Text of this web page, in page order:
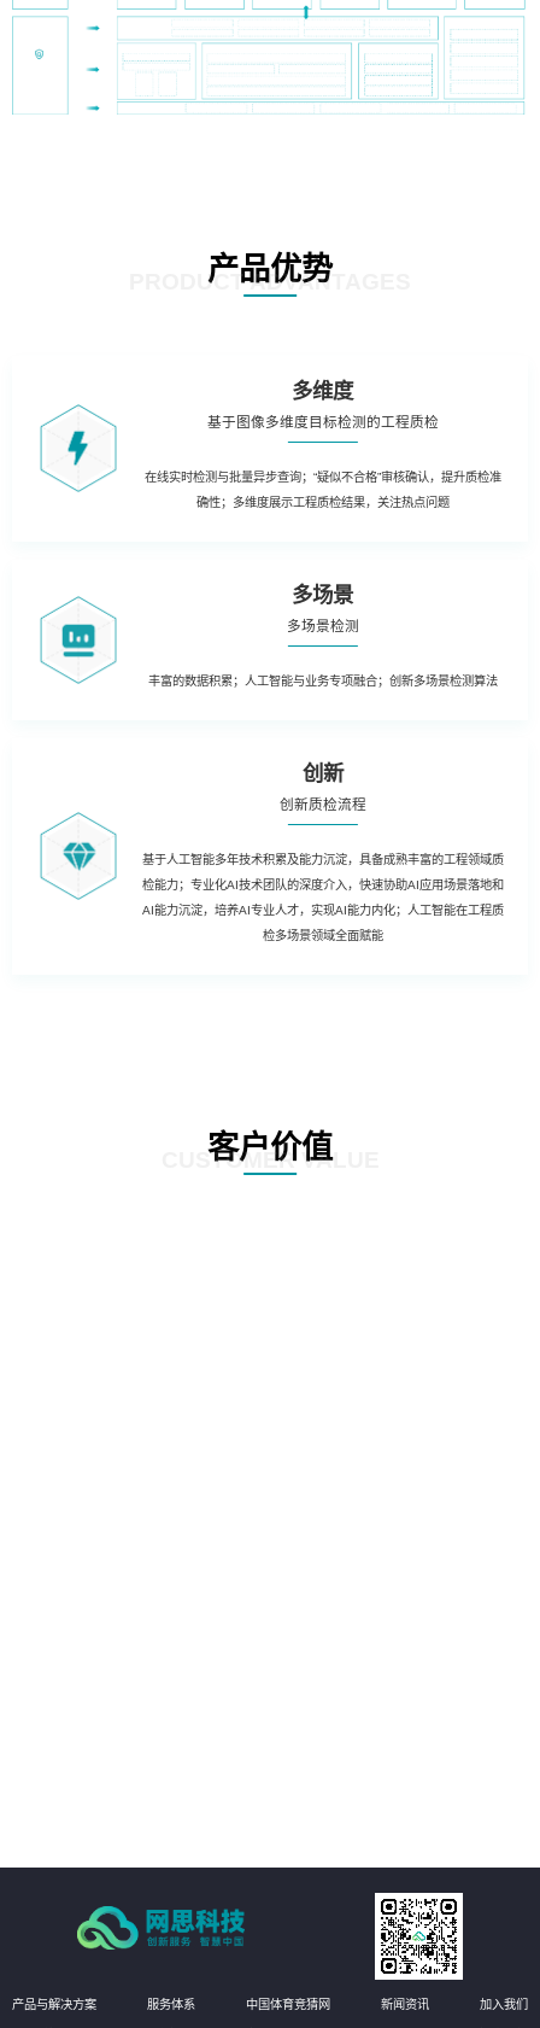
产品优势
PRODUCT ADVANTAGES
多维度
基于图像多维度目标检测的工程质检
在线实时检测与批量异步查询；“疑似不合格”审核确认，提升质检准
确性；多维度展示工程质检结果，关注热点问题
多场景
多场景检测
丰富的数据积累；人工智能与业务专项融合；创新多场景检测算法
创新
创新质检流程
基于人工智能多年技术积累及能力沉淀，具备成熟丰富的工程领域质
检能力；专业化AI技术团队的深度介入，快速协助AI应用场景落地和
AI能力沉淀，培养AI专业人才，实现AI能力内化；人工智能在工程质
检多场景领域全面赋能
客户价值
CUSTOMER VALUE
产品与解决方案 服务体系 中国体育竞猜网 新闻资讯 加入我们